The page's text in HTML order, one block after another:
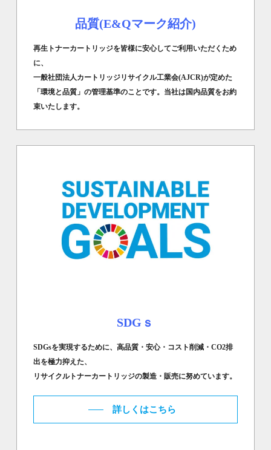
品質(E&Qマーク紹介)
再生トナーカートリッジを皆様に安心してご利用いただくため
に、
一般社団法人カートリッジリサイクル工業会(AJCR)が定めた
「環境と品質」の管理基準のことです。当社は国内品質をお約
束いたします。
SDGｓ
SDGsを実現するために、高品質・安心・コスト削減・CO2排
出を極力抑えた、
リサイクルトナーカートリッジの製造・販売に努めています。
詳しくはこちら